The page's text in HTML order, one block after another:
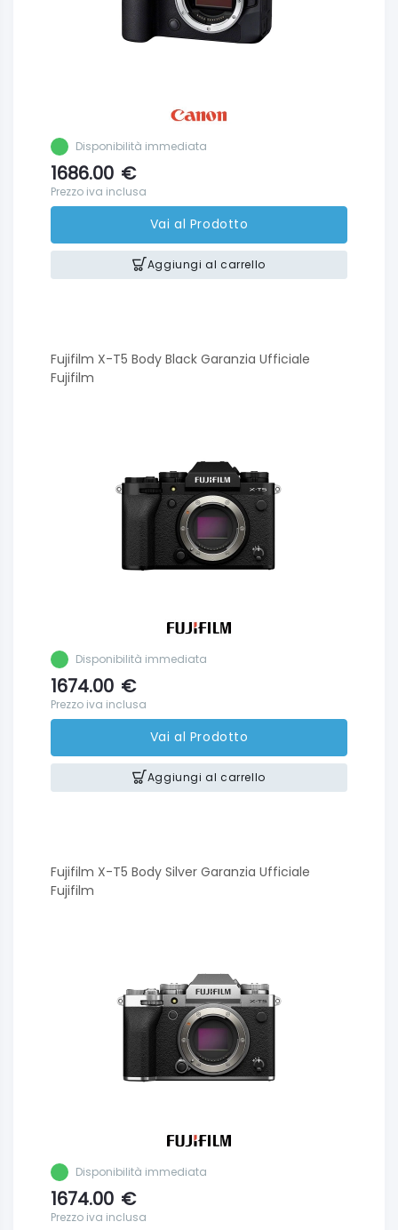
Disponibilità immediata
1686.00 €
Prezzo iva inclusa
Vai al Prodotto
Aggiungi al carrello
Fujifilm X-T5 Body Black Garanzia Ufficiale
Fujifilm
Disponibilità immediata
1674.00 €
Prezzo iva inclusa
Vai al Prodotto
Aggiungi al carrello
Fujifilm X-T5 Body Silver Garanzia Ufficiale
Fujifilm
Disponibilità immediata
1674.00 €
Prezzo iva inclusa